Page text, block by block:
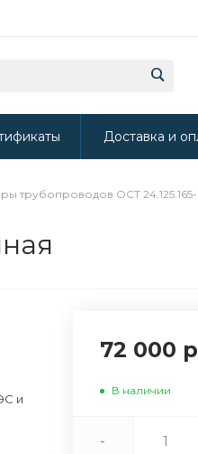
Доставка и
трубопроводов ОСТ 24.125.165-
и
72 000
В наличии
-